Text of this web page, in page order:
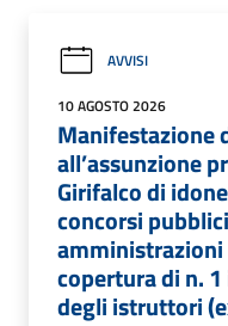
AVVISI
10 AGOSTO 2026
Manifestazione
all’assunzione
Girifalco di
concorsi
copertura di n.
degli istruttori